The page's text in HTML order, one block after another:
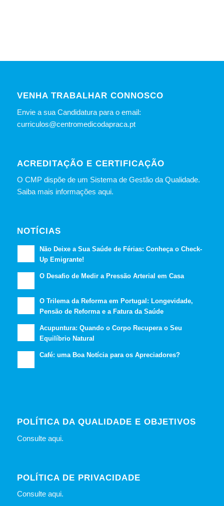
VENHA TRABALHAR CONNOSCO
Envie a sua Candidatura para o email:
curriculos@centromedicodapraca.pt
ACREDITAÇÃO E CERTIFICAÇÃO
O CMP dispõe de um Sistema de Gestão da Qualidade.
Saiba mais informações aqui.
NOTÍCIAS
Não Deixe a Sua Saúde de Férias: Conheça o Check-
Up Emigrante!
O Desafio de Medir a Pressão Arterial em Casa
O Trilema da Reforma em Portugal: Longevidade,
Pensão de Reforma e a Fatura da Saúde
Acupuntura: Quando o Corpo Recupera o Seu
Equilíbrio Natural
Café: uma Boa Notícia para os Apreciadores?
POLÍTICA DA QUALIDADE E OBJETIVOS
Consulte aqui.
POLÍTICA DE PRIVACIDADE
Consulte aqui.